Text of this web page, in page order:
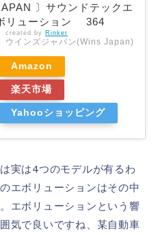
〕サウンドテックエ
リューション 364
created by Rinker
ウインズジャパン(Wins Japan)
Amazon
楽天市場
Yahooショッピング
実は4つのモデルが有るわ
エボリューションはその中
エボリューションという響
気で良いですね、某自動車